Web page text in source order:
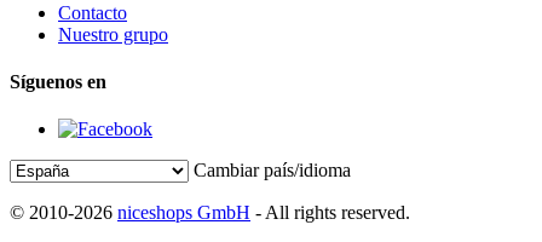
Contacto
Nuestro grupo
Síguenos en
Cambiar país/idioma
© 2010-2026 niceshops GmbH - All rights reserved.